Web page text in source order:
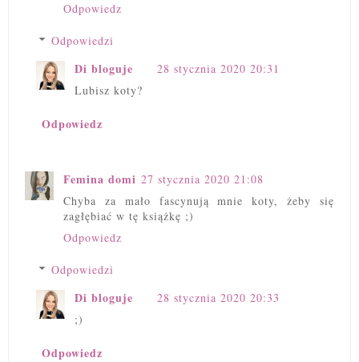
Odpowiedz
Odpowiedzi
Di bloguje
28 stycznia 2020 20:31
Lubisz koty?
Odpowiedz
Femina domi 27 stycznia 2020 21:08
Chyba za mało fascynują mnie koty, żeby się
zagłębiać w tę książkę ;)
Odpowiedz
Odpowiedzi
Di bloguje
28 stycznia 2020 20:33
;)
Odpowiedz